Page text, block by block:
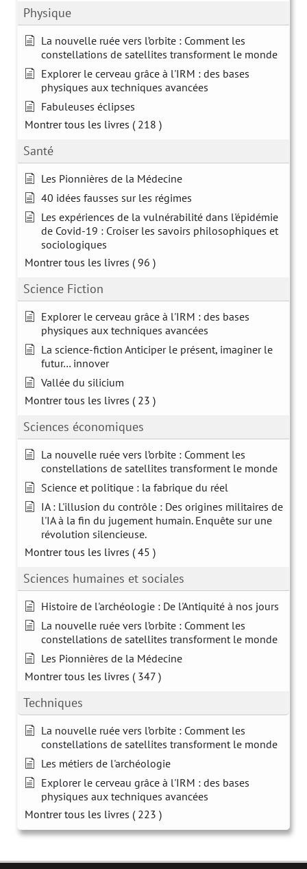
Physique
La nouvelle ruée vers l’orbite : Comment les
constellations de satellites transforment le monde
Explorer le cerveau grâce à l'IRM : des bases
physiques aux techniques avancées
Fabuleuses éclipses
Montrer tous les livres ( 218 )
Santé
Les Pionnières de la Médecine
40 idées fausses sur les régimes
Les expériences de la vulnérabilité dans l'épidémie
de Covid-19 : Croiser les savoirs philosophiques et
sociologiques
Montrer tous les livres ( 96 )
Science Fiction
Explorer le cerveau grâce à l'IRM : des bases
physiques aux techniques avancées
La science-fiction Anticiper le présent, imaginer le
futur… innover
Vallée du silicium
Montrer tous les livres ( 23 )
Sciences économiques
La nouvelle ruée vers l’orbite : Comment les
constellations de satellites transforment le monde
Science et politique : la fabrique du réel
IA : L'illusion du contrôle : Des origines militaires de
l'IA à la fin du jugement humain. Enquête sur une
révolution silencieuse.
Montrer tous les livres ( 45 )
Sciences humaines et sociales
Histoire de l'archéologie : De l'Antiquité à nos jours
La nouvelle ruée vers l’orbite : Comment les
constellations de satellites transforment le monde
Les Pionnières de la Médecine
Montrer tous les livres ( 347 )
Techniques
La nouvelle ruée vers l’orbite : Comment les
constellations de satellites transforment le monde
Les métiers de l'archéologie
Explorer le cerveau grâce à l'IRM : des bases
physiques aux techniques avancées
Montrer tous les livres ( 223 )